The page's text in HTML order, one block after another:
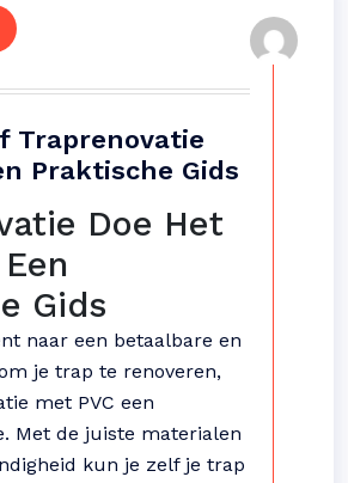
Traprenovatie
Praktische Gids
Doe Het
Gids
naar een betaalbare en
je trap te renoveren,
met PVC een
Met de juiste materialen
kun je zelf je trap